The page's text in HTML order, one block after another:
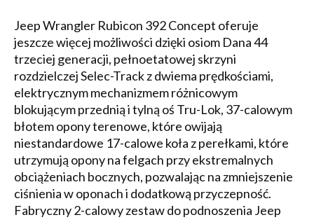
Jeep Wrangler Rubicon 392 Concept oferuje
jeszcze więcej możliwości dzięki osiom Dana 44
trzeciej generacji, pełnoetatowej skrzyni
rozdzielczej Selec-Track z dwiema prędkościami,
elektrycznym mechanizmem różnicowym
blokującym przednią i tylną oś Tru-Lok, 37-calowym
błotem opony terenowe, które owijają
niestandardowe 17-calowe koła z perełkami, które
utrzymują opony na felgach przy ekstremalnych
obciążeniach bocznych, pozwalając na zmniejszenie
ciśnienia w oponach i dodatkową przyczepność.
Fabryczny 2-calowy zestaw do podnoszenia Jeep